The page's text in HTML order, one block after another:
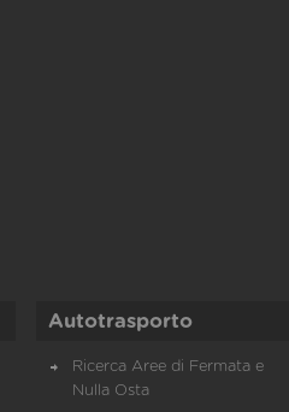
Autotrasporto
Ricerca Aree di Fermata e
Nulla Osta